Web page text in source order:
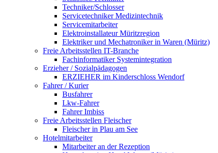
Techniker/Schlosser
Servicetechniker Medizintechnik
Servicemitarbeiter
Elektroinstallateur Müritzregion
Elektriker und Mechatroniker in Waren (Müritz)
Freie Arbeitsstellen IT-Branche
Fachinformatiker Systemintegration
Erzieher / Sozialpädagogen
ERZIEHER im Kinderschloss Wendorf
Fahrer / Kurier
Busfahrer
Lkw-Fahrer
Fahrer Imbiss
Freie Arbeitsstellen Fleischer
Fleischer in Plau am See
Hotelmitarbeiter
Mitarbeiter an der Rezeption